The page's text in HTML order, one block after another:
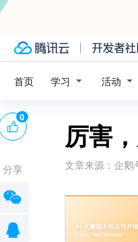
首页 学习 活动
厉害
文章来源： 企鹅
0
分享